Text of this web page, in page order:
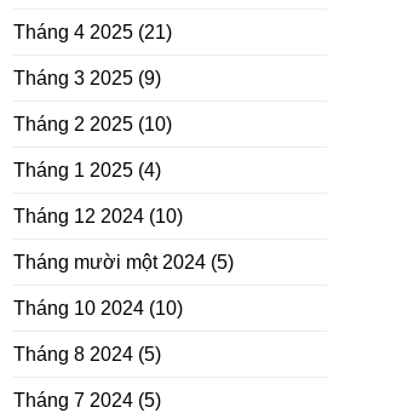
Tháng 4 2025 (21)
Tháng 3 2025 (9)
Tháng 2 2025 (10)
Tháng 1 2025 (4)
Tháng 12 2024 (10)
Tháng mười một 2024 (5)
Tháng 10 2024 (10)
Tháng 8 2024 (5)
Tháng 7 2024 (5)